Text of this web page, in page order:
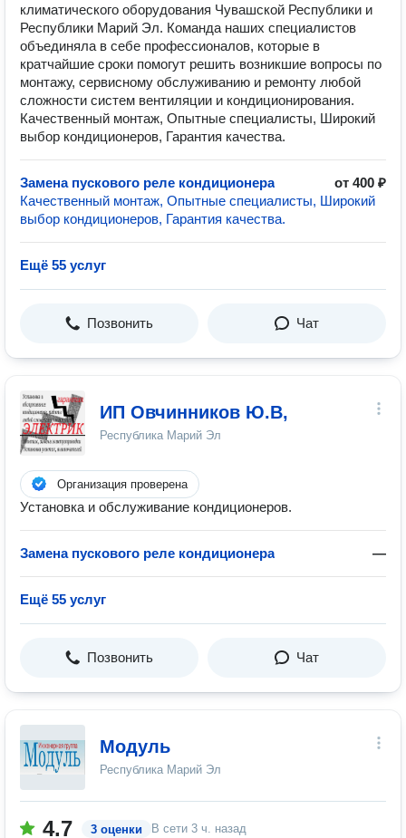
климатического оборудования Чувашской Республики и
Республики Марий Эл. Команда наших специалистов
объединяла в себе профессионалов, которые в
кратчайшие сроки помогут решить возникшие вопросы по
монтажу, сервисному обслуживанию и ремонту любой
сложности систем вентиляции и кондиционирования.
Качественный монтаж, Опытные специалисты, Широкий
выбор кондиционеров, Гарантия качества.
Замена пускового реле кондиционера
от 400 ₽
Качественный монтаж, Опытные специалисты, Широкий
выбор кондиционеров, Гарантия качества.
Ещё 55 услуг
Позвонить Чат
ИП Овчинников Ю.В,
Республика Марий Эл
Организация проверена
Установка и обслуживание кондиционеров.
Замена пускового реле кондиционера —
Ещё 55 услуг
Позвонить Чат
Модуль
Республика Марий Эл
4.7 3 оценки В сети 3 ч. назад